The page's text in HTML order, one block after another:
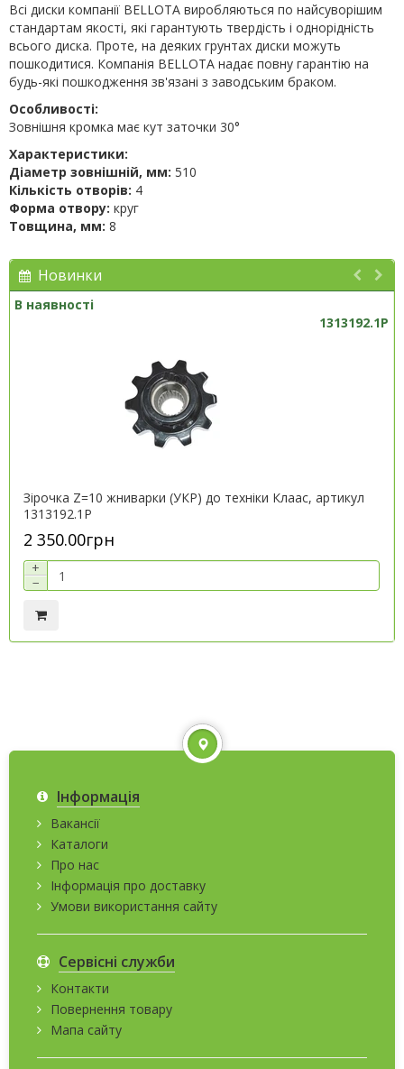
Всі диски компанії BELLOTA виробляються по найсуворішим
стандартам якості, які гарантують твердість і однорідність
всього диска. Проте, на деяких грунтах диски можуть
пошкодитися. Компанія BELLOTA надає повну гарантію на
будь-які пошкодження зв'язані з заводським браком.
Особливості:
Зовнішня кромка має кут заточки 30°
Характеристики:
Діаметр зовнішній, мм: 510
Кількість отворів: 4
Форма отвору: круг
Товщина, мм: 8
Новинки
В наявності
1313192.1P
Зірочка Z=10 жниварки (УКР) до техніки Клаас, артикул
1313192.1P
2 350.00грн
+
−
Інформація
Вакансії
Каталоги
Про нас
Інформація про доставку
Умови використання сайту
Сервісні служби
Контакти
Повернення товару
Мапа сайту